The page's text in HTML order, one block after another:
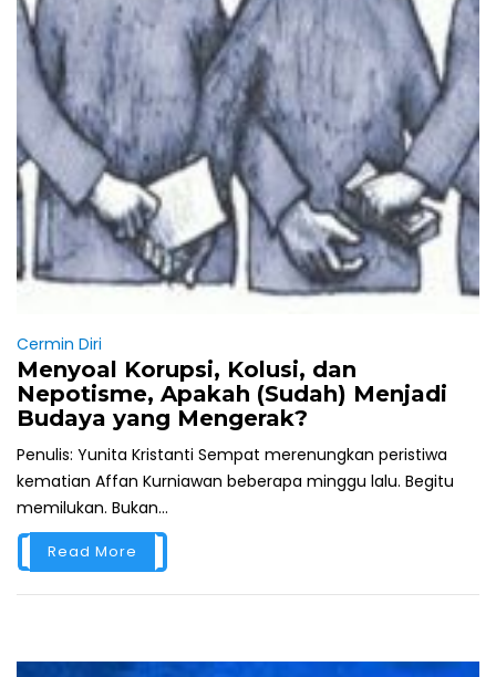
Cermin Diri
Menyoal Korupsi, Kolusi, dan
Nepotisme, Apakah (Sudah) Menjadi
Budaya yang Mengerak?
Penulis: Yunita Kristanti Sempat merenungkan peristiwa
kematian Affan Kurniawan beberapa minggu lalu. Begitu
memilukan. Bukan...
Read More